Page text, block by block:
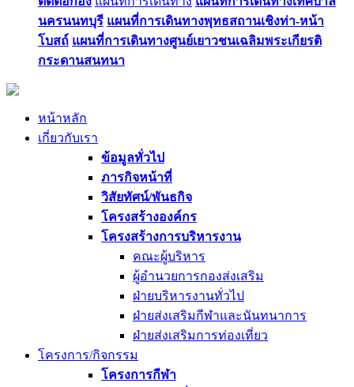
นครนนทบุรี แผนที่การเดินทางพุทธสถานเชิงท่า-หน้า
โบสถ์ แผนที่การเดินทางศูนย์เยาวชนเฉลิมพระเกียรติ
กระดานสนทนา
หน้าหลัก
เกี่ยวกับเรา
ข้อมูลทั่วไป
ภารกิจหน้าที่
วิสัยทัศน์/พันธกิจ
โครงสร้างองค์กร
โครงสร้างการบริหารงาน
คณะผู้บริหาร
ผู้อำนวยการกองส่งเสริม
ฝ่ายบริหารงานทั่วไป
ฝ่ายส่งเสริมกีฬาและนันทนาการ
ฝ่ายส่งเสริมการท่องเที่ยว
โครงการ/กิจกรรม
โครงการกีฬา